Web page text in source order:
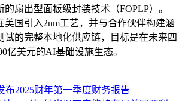
扇出型面板级封装技术（FOPLP）。
美国引入2nm工艺，并与合作伙伴构建涵
试的完整本地化供应链，目标是在未来四
亿美元的AI基础设施生态。
布2025财年第一季度财务报告